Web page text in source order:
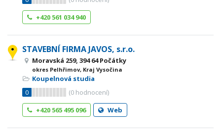
+420 561 034 940
STAVEBNÍ FIRMA JAVOS, s.r.o.
Moravská 259, 394 64 Počátky
okres Pelhřimov, Kraj Vysočina
Koupelnová studia
0
(0 hodnocení)
+420 565 495 096
Web